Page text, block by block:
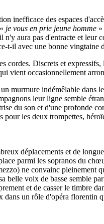
inefficace des espaces
je vous en prie jeune homme
aura pas d'entracte et leur
t-il avec une bonne vingtaine
Discrets et
vient occasionnellement
murmure indémêlable dans
leur ligne semble
du son et d'une profonde
les deux trompettes,
déplacements et de
parmi les sopranos du
ne convainc pleinement
belle voix de basse semble
et de casser le timbre
un rôle d'opéra florentin